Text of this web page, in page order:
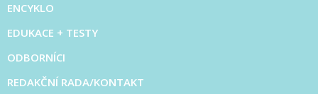
ENCYKLO
EDUKACE + TESTY
ODBORNÍCI
REDAKČNÍ RADA/KONTAKT